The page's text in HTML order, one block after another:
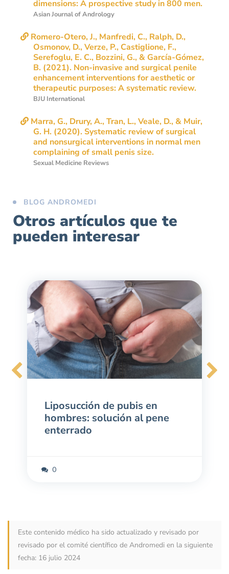
Asian Journal of Andrology
Romero-Otero, J., Manfredi, C., Ralph, D.,
Osmonov, D., Verze, P., Castiglione, F.,
Serefoglu, E. C., Bozzini, G., & García-Gómez,
B. (2021). Non-invasive and surgical penile
enhancement interventions for aesthetic or
BJU International
Marra, G., Drury, A., Tran, L., Veale, D., & Muir,
G. H. (2020). Systematic review of surgical
and nonsurgical interventions in normal men
Sexual Medicine Reviews
BLOG ANDROMEDI
Otros artículos que te
pueden interesar
Liposucción de pubis en
hombres: solución al pene
enterrado
3 febrero 2025
0
Este contenido médico ha sido actualizado y revisado por
revisado por el comité científico de Andromedi en la siguiente
fecha: 16 julio 2024